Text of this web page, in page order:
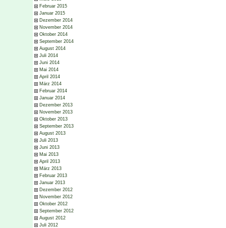
Februar 2015
Januar 2015
Dezember 2014
November 2014
Oktober 2014
September 2014
August 2014
Juli 2014
Juni 2014
Mai 2014
April 2014
März 2014
Februar 2014
Januar 2014
Dezember 2013
November 2013
Oktober 2013
September 2013
August 2013
Juli 2013
Juni 2013
Mai 2013
April 2013
März 2013
Februar 2013
Januar 2013
Dezember 2012
November 2012
Oktober 2012
September 2012
August 2012
Juli 2012